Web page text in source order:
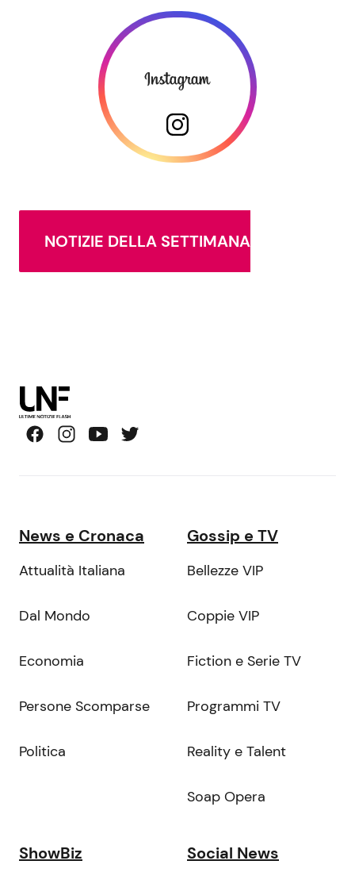
NOTIZIE DELLA SETTIMANA
News e Cronaca
Attualità Italiana
Dal Mondo
Economia
Persone Scomparse
Politica
Gossip e TV
Bellezze VIP
Coppie VIP
Fiction e Serie TV
Programmi TV
Reality e Talent
Soap Opera
ShowBiz Social News